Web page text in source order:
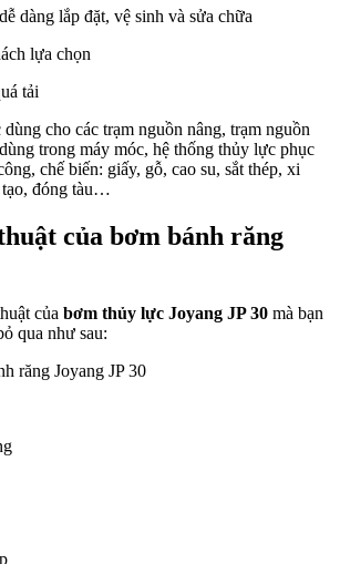
dàng lắp đặt, vệ sinh và sửa chữa
lựa chọn
tải
cho các trạm nguồn nâng, trạm nguồn
trong máy móc, hệ thống thủy lực phục
chế biến: giấy, gỗ, cao su, sắt thép, xi
tạo, đóng tàu…
của bơm bánh răng
của bơm thủy lực Joyang JP 30 mà bạn
qua như sau:
răng Joyang JP 30